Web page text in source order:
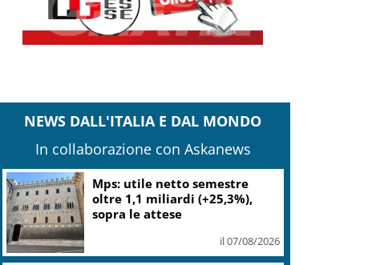
NEWS DALL'ITALIA E DAL MONDO
In collaborazione con Askanews
Mps: utile netto semestre
oltre 1,1 miliardi (+25,3%),
sopra le attese
il 07/08/2026